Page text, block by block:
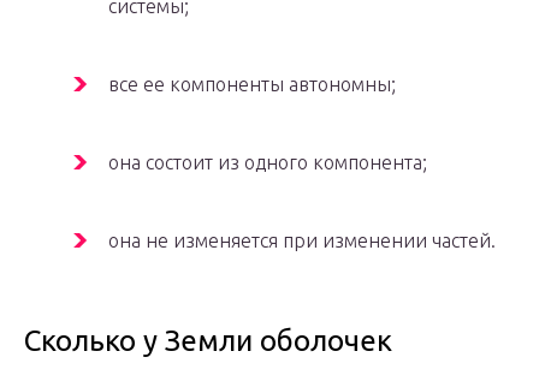
системы;
все ее компоненты автономны;
она состоит из одного компонента;
она не изменяется при изменении частей.
Сколько у Земли оболочек